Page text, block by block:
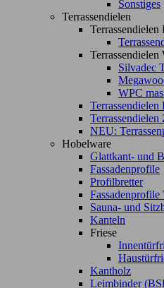
Sonstiges
Terrassendielen
Terrassendielen
Terrassendielen
Silvadec
WPC
Terrassendielen
Terrassendielen
NEU:
Hobelware
Glattkant- und
Fassadenprofile
Profilbretter
Fassadenprofile
Sauna- und
Kanteln
Friese
Kantholz
Leimbinder